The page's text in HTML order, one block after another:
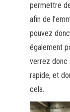
permettre
afin de
pouvez
également
verrez donc
rapide, et
cela.